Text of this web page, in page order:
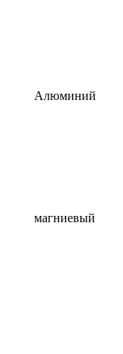
Алюминий
магниевый